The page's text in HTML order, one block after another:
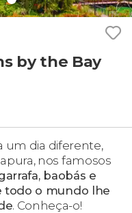
by the Bay
um dia diferente,
nos famosos
baobás e
todo o mundo lhe
. Conheça-o!